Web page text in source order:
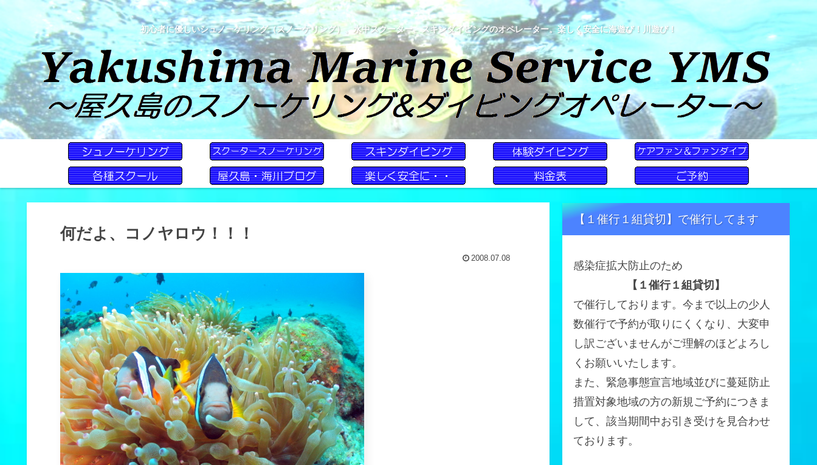
初心者に優しいシュノーケリング（スノーケリング）、水中スクーター、スキンダイビングのオペレーター。楽しく安全に海遊び！川遊び！
何だよ、コノヤロウ！！！
2008.07.08
【１催行１組貸切】で催行してます
感染症拡大防止のため
【１催行１組貸切】
で催行しております。今まで以上の少人
数催行で予約が取りにくくなり、大変申
し訳ございませんがご理解のほどよろし
くお願いいたします。
また、緊急事態宣言地域並びに蔓延防止
措置対象地域の方の新規ご予約につきま
して、該当期間中お引き受けを見合わせ
ております。